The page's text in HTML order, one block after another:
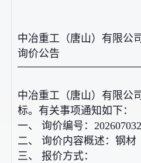
中冶重工（唐山）有限公
询价公告
中冶重工（唐山）有限公
标。有关事项通知如下：
一、 询价编号：
二、 询价内容概述：钢材
三、 报价方式：